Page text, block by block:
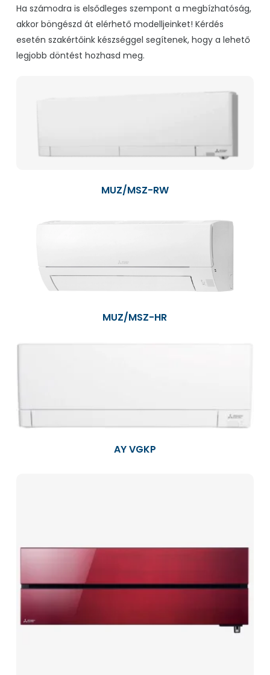
Ha számodra is elsődleges szempont a megbízhatóság,
akkor böngészd át elérhető modelljeinket! Kérdés
esetén szakértőink készséggel segítenek, hogy a lehető
legjobb döntést hozhasd meg.
MUZ/MSZ-RW
MUZ/MSZ-HR
AY VGKP